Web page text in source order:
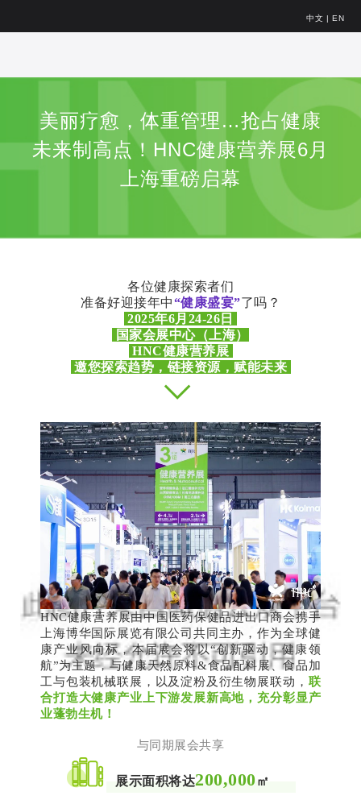
中文 | EN
美丽疗愈，体重管理…抢占健康
未来制高点！HNC健康营养展6月
上海重磅启幕
各位健康探索者们
准备好迎接年中“健康盛宴”了吗？
2025年6月24-26日
国家会展中心（上海）
HNC健康营养展
邀您探索趋势，链接资源，赋能未来
HNC健康营养展由中国医药保健品进出口商会携手
上海博华国际展览有限公司共同主办，作为全球健
康产业风向标，本届展会将以“创新驱动，健康领
航”为主题，与健康天然原料&食品配料展、食品加
工与包装机械联展，以及淀粉及衍生物展联动， 联
合打造大健康产业上下游发展新高地，充分彰显产
业蓬勃生机！
与同期展会共享
展示面积将达200,000㎡